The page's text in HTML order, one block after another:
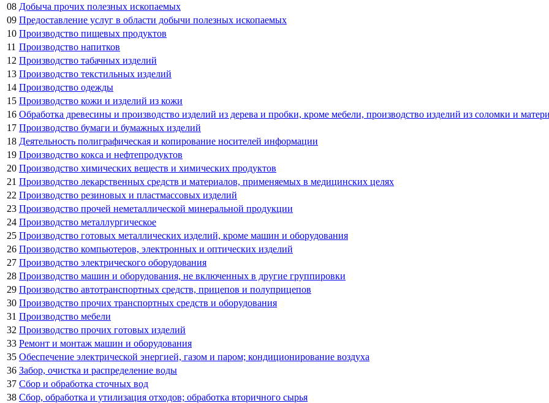
08 Добыча прочих полезных ископаемых
09 Предоставление услуг в области добычи полезных ископаемых
10 Производство пищевых продуктов
11 Производство напитков
12 Производство табачных изделий
13 Производство текстильных изделий
14 Производство одежды
15 Производство кожи и изделий из кожи
16 Обработка древесины и производство изделий из дерева и пробки, кроме мебели, производство изделий из соломки и
17 Производство бумаги и бумажных изделий
18 Деятельность полиграфическая и копирование носителей информации
19 Производство кокса и нефтепродуктов
20 Производство химических веществ и химических продуктов
21 Производство лекарственных средств и материалов, применяемых в медицинских целях
22 Производство резиновых и пластмассовых изделий
23 Производство прочей неметаллической минеральной продукции
24 Производство металлургическое
25 Производство готовых металлических изделий, кроме машин и оборудования
26 Производство компьютеров, электронных и оптических изделий
27 Производство электрического оборудования
28 Производство машин и оборудования, не включенных в другие группировки
29 Производство автотранспортных средств, прицепов и полуприцепов
30 Производство прочих транспортных средств и оборудования
31 Производство мебели
32 Производство прочих готовых изделий
33 Ремонт и монтаж машин и оборудования
35 Обеспечение электрической энергией, газом и паром; кондиционирование воздуха
36 Забор, очистка и распределение воды
37 Сбор и обработка сточных вод
38 Сбор, обработка и утилизация отходов; обработка вторичного сырья